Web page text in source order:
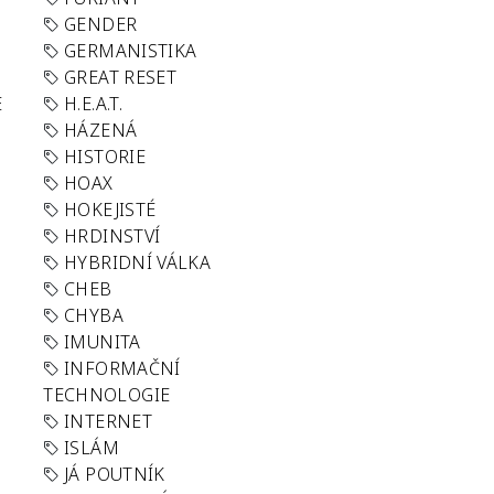
GENDER
GERMANISTIKA
GREAT RESET
H.E.A.T.
HÁZENÁ
HISTORIE
HOAX
HOKEJISTÉ
HRDINSTVÍ
HYBRIDNÍ VÁLKA
CHEB
CHYBA
IMUNITA
INFORMAČNÍ
TECHNOLOGIE
INTERNET
ISLÁM
JÁ POUTNÍK